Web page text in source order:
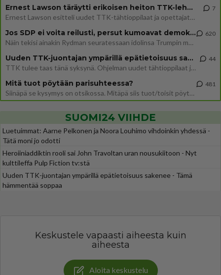
Ernest Lawson täräytti erikoisen heiton TTK-lehdistötilaisuudessa: " Onko tässä tarkoituksena...?"
Ernest Lawson esitteli uudet TTK-tähtioppilaat ja opettajat torstaina 6.8. lehdistölle. Tulevalla kaudella on yksi hausk
7
Jos SDP ei voita reilusti, persut kumoavat demokratian Suomesta
Näin tekisi ainakin Rydman seuratessaan idolinsa Trumpin mallia https://www.is.fi/politiikka/art-2000012187244.html
620
Uuden TTK-juontajan ympärillä epätietoisuus sakenee - Nyt MTV hämmentää soppaa
TTK tulee taas tänä syksynä. Ohjelman uudet tähtioppilaat julkistetaan torstaina 6. elokuuta klo 14 alkavassa lehdistö
44
Mitä tuot pöytään parisuhteessa?
Siinäpä se kysymys on otsikossa. Mitäpä siis tuot/toisit pöytään parisuhteessa? Oletko mies vai nainen? Koetko sen mitä
481
SUOMI24 VIIHDE
Luetuimmat: Aarne Pelkonen ja Noora Louhimo vihdoinkin yhdessä -
Tätä moni jo odotti
Heroiiniaddiktin rooli sai John Travoltan uran nousukiitoon - Nyt
kulttileffa Pulp Fiction tv:stä
Uuden TTK-juontajan ympärillä epätietoisuus sakenee - Tämä
hämmentää soppaa
Keskustele vapaasti aiheesta kuin
aiheesta
Aloita keskustelu